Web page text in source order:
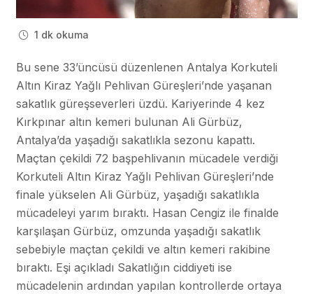
1 dk okuma
Bu sene 33’üncüsü düzenlenen Antalya Korkuteli
Altın Kiraz Yağlı Pehlivan Güreşleri’nde yaşanan
sakatlık güreşseverleri üzdü. Kariyerinde 4 kez
Kırkpınar altın kemeri bulunan Ali Gürbüz,
Antalya’da yaşadığı sakatlıkla sezonu kapattı.
Maçtan çekildi 72 başpehlivanın mücadele verdiği
Korkuteli Altın Kiraz Yağlı Pehlivan Güreşleri’nde
finale yükselen Ali Gürbüz, yaşadığı sakatlıkla
mücadeleyi yarım bıraktı. Hasan Cengiz ile finalde
karşılaşan Gürbüz, omzunda yaşadığı sakatlık
sebebiyle maçtan çekildi ve altın kemeri rakibine
bıraktı. Eşi açıkladı Sakatlığın ciddiyeti ise
mücadelenin ardından yapılan kontrollerde ortaya